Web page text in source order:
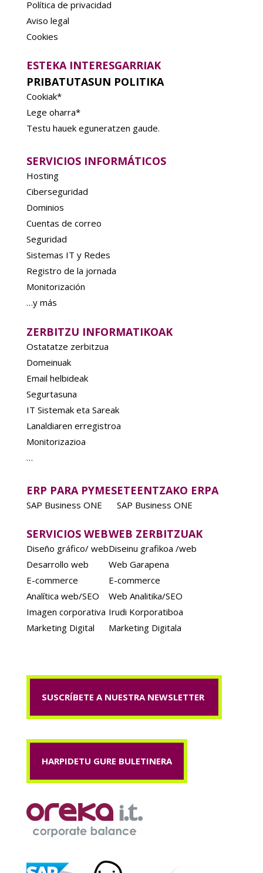
Política de privacidad
Aviso legal
Cookies
ESTEKA INTERESGARRIAK
PRIBATUTASUN POLITIKA
Cookiak*
Lege oharra*
Testu hauek eguneratzen gaude.
SERVICIOS INFORMÁTICOS
Hosting
Ciberseguridad
Dominios
Cuentas de correo
Seguridad
Sistemas IT y Redes
Registro de la jornada
Monitorización
…y más
ZERBITZU INFORMATIKOAK
Ostatatze zerbitzua
Domeinuak
Email helbideak
Segurtasuna
IT Sistemak eta Sareak
Lanaldiaren erregistroa
Monitorizazioa
…
ERP PARA PYMES
SAP Business ONE
ETEENTZAKO ERPA
SAP Business ONE
SERVICIOS WEB
Diseño gráfico/ web
Desarrollo web
E-commerce
Analítica web/SEO
Imagen corporativa
Marketing Digital
WEB ZERBITZUAK
Diseinu grafikoa /web
Web Garapena
E-commerce
Web Analitika/SEO
Irudi Korporatiboa
Marketing Digitala
SUSCRÍBETE A NUESTRA NEWSLETTER
HARPIDETU GURE BULETINERA